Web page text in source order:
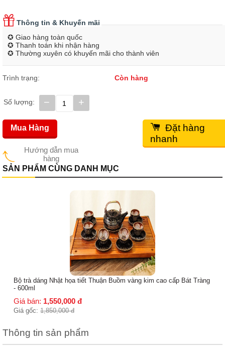
Thông tin & Khuyến mãi
✪ Giao hàng toàn quốc
✪ Thanh toán khi nhận hàng
✪ Thường xuyên có khuyến mãi cho thành viên
Trình trạng: Còn hàng
Số lượng: +
−
Hướng dẫn mua
hàng
Mua Hàng
Đặt hàng
nhanh
SẢN PHẨM CÙNG DANH MỤC
Bộ trà dáng Nhật họa tiết Thuận Buồm vàng kim cao cấp Bát Tràng
- 600ml
Giá bán: 1,550,000 đ
Giá gốc: 1,850,000 đ
Thông tin sản phẩm